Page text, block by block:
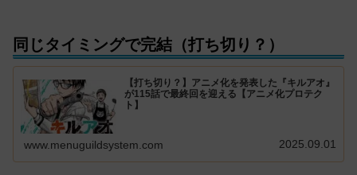
同じタイミングで完結（打ち切り？）
【打ち切り？】アニメ化を発表した『キルアオ』
が115話で最終回を迎える【アニメ化プロテク
ト】
www.menuguildsystem.com 2025.09.01